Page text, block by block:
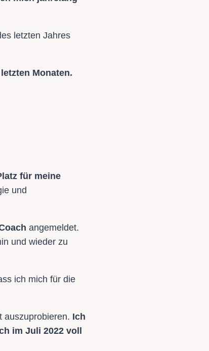
letzten Jahres
Monaten.
für meine
und
angemeldet.
und wieder zu
ich mich für die
auszuprobieren. Ich
im Juli 2022 voll